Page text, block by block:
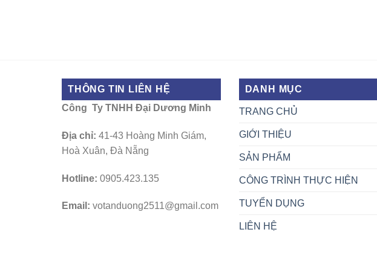
THÔNG TIN LIÊN HỆ
Công Ty TNHH Đại Dương Minh
Địa chỉ: 41-43 Hoàng Minh Giám,
Hoà Xuân, Đà Nẵng
Hotline: 0905.423.135
Email: votanduong2511@gmail.com
DANH MỤC
TRANG CHỦ
GIỚI THIỆU
SẢN PHẨM
CÔNG TRÌNH THỰC HIỆN
TUYỂN DỤNG
LIÊN HỆ